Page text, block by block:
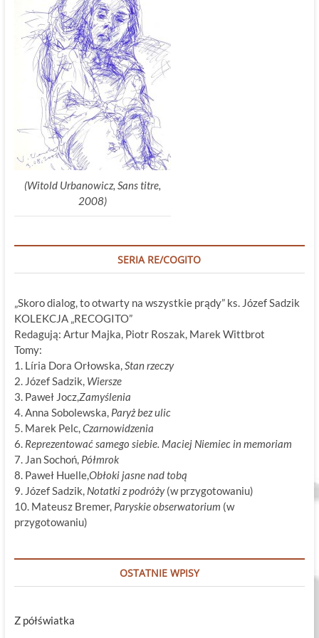
(Witold Urbanowicz, Sans titre,
2008)
SERIA RE/COGITO
„Skoro dialog, to otwarty na wszystkie prądy” ks. Józef Sadzik
KOLEKCJA „RECOGITO”
Redagują: Artur Majka, Piotr Roszak, Marek Wittbrot
Tomy:
1. Líria Dora Orłowska,Stan rzeczy
2. Józef Sadzik, Wiersze
3. Paweł Jocz,Zamyślenia
4. Anna Sobolewska, Paryż bez ulic
5. Marek Pelc,Czarnowidzenia
6. Reprezentować samego siebie. Maciej Niemiec in memoriam
7. Jan Sochoń, Półmrok
8. Paweł Huelle,Obłoki jasne nad tobą
9. Józef Sadzik, Notatki z podróży(w przygotowaniu)
10. Mateusz Bremer, Paryskie obserwatorium (w
przygotowaniu)
OSTATNIE WPISY
Z półświatka